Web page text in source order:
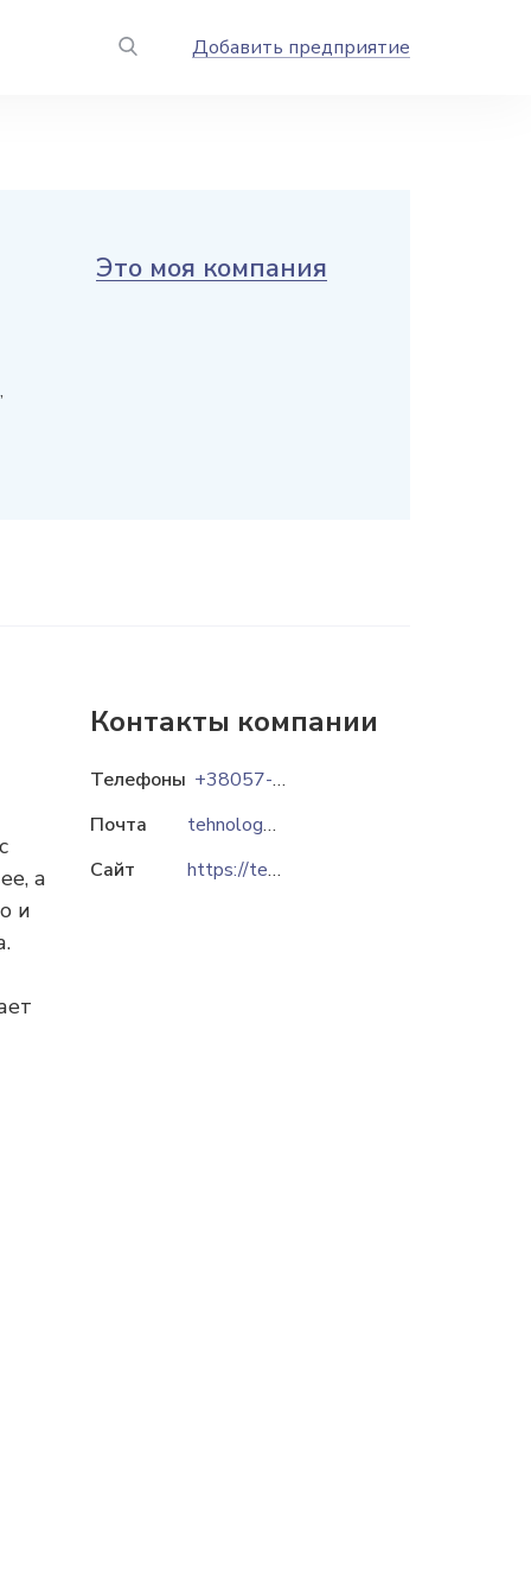
Добавить предприятие
Это моя компания
а
и
Контакты компании
Телефоны
+38057-733-34-32
Почта
tehnolog03@gmail.com
Сайт
https://tehnolog.com.ua